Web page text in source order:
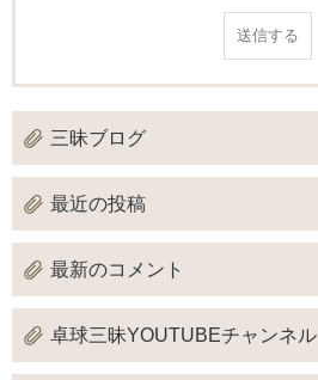
三昧ブログ
最近の投稿
最新のコメント
卓球三昧YOUTUBEチャンネル